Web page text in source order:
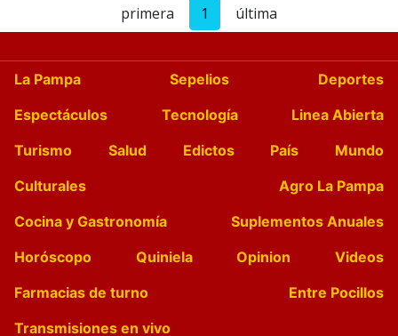
primera 1 última
La Pampa Sepelios
Deportes
Espectáculos
Tecnología
Linea Abierta
Turismo
Salud Edictos País
Mundo
Culturales
Agro La Pampa
Cocina y Gastronomía
Suplementos Anuales
Horóscopo
Quiniela Opinion
Videos
Farmacias de turno
Entre Pocillos
Transmisiones en vivo